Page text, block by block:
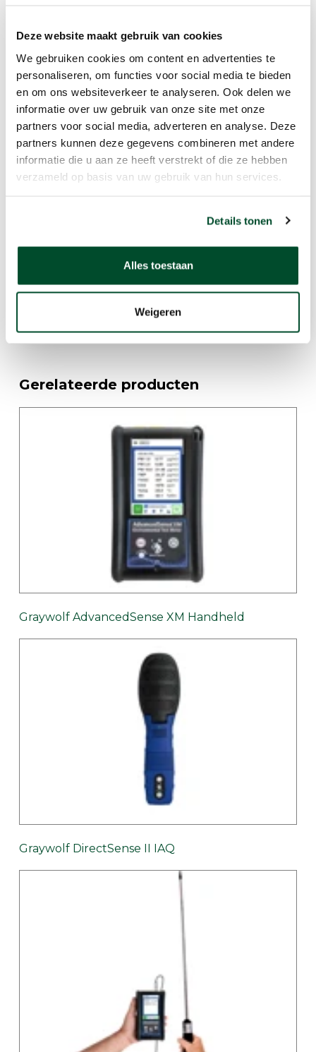
Deze website maakt gebruik van cookies
We gebruiken cookies om content en advertenties te
personaliseren, om functies voor social media te bieden
en om ons websiteverkeer te analyseren. Ook delen we
informatie over uw gebruik van onze site met onze
partners voor social media, adverteren en analyse. Deze
partners kunnen deze gegevens combineren met andere
informatie die u aan ze heeft verstrekt of die ze hebben
verzameld op basis van uw gebruik van hun services.
Details tonen
Alles toestaan
Weigeren
Robuuste Constructie
Geavanceerde Data-analyse
Toepassingen
De GrayWolf PC-3500 kan gebruikt
worden als een zelfstandige partikel
op een mobiele computer voor
simultane verbinding met GrayWolf's
DirectSense® probes.
Gerelateerde producten
Graywolf AdvancedSense XM Handheld
Graywolf DirectSense II IAQ